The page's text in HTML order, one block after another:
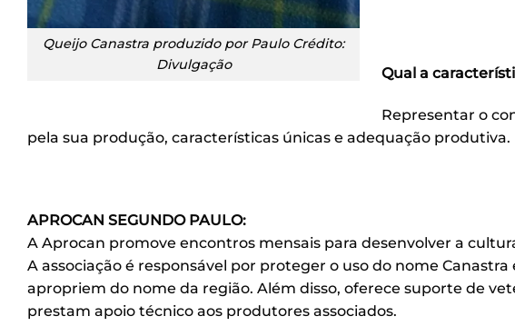
Queijo Canastra produzido por Paulo Crédito:
Divulgação
Qual a
Representar o
pela sua produção, características únicas e adequação produtiva.
APROCAN SEGUNDO PAULO:
A Aprocan promove encontros mensais para desenvolver a
A associação é responsável por proteger o uso do nome
apropriem do nome da região. Além disso, oferece suporte de
prestam apoio técnico aos produtores associados.